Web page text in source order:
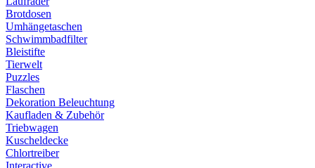
Brotdosen
Umhängetaschen
Schwimmbadfilter
Bleistifte
Tierwelt
Puzzles
Flaschen
Dekoration Beleuchtung
Kaufladen & Zubehör
Triebwagen
Kuscheldecke
Chlortreiber
Interactive